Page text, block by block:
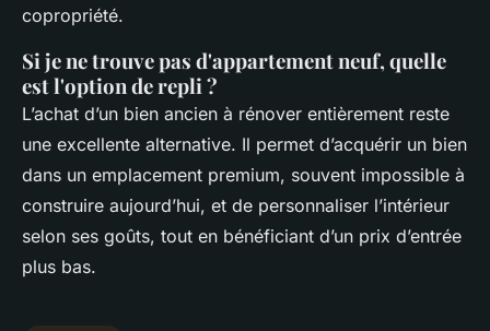
copropriété.
Si je ne trouve pas d'appartement neuf, quelle
est l'option de repli ?
L’achat d’un bien ancien à rénover entièrement reste
une excellente alternative. Il permet d’acquérir un bien
dans un emplacement premium, souvent impossible à
construire aujourd’hui, et de personnaliser l’intérieur
selon ses goûts, tout en bénéficiant d’un prix d’entrée
plus bas.